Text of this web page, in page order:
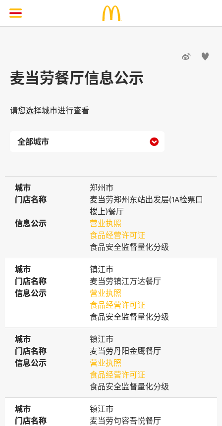
 
麦当劳餐厅信息公示
请您选择城市进行查看

城市
城市
郑州市
门店名称
门店名称
麦当劳郑州东站出发层(1A检票口
楼上)餐厅
信息公示
信息公示
营业执照
食品经营许可证
食品安全监督量化分级
城市
城市
镇江市
门店名称
门店名称
麦当劳镇江万达餐厅
信息公示
信息公示
营业执照
食品经营许可证
食品安全监督量化分级
城市
城市
镇江市
门店名称
门店名称
麦当劳丹阳金鹰餐厅
信息公示
信息公示
营业执照
食品经营许可证
食品安全监督量化分级
城市
城市
镇江市
门店名称
门店名称
麦当劳句容吾悦餐厅